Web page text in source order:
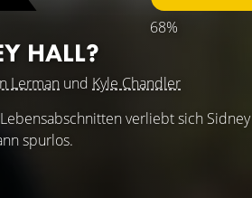
68%
HALL?
Lerman und Kyle Chandler
verliebt sich
spurlos.